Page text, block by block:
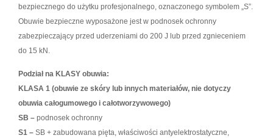
bezpiecznego do użytku profesjonalnego, oznaczonego symbolem „S”.
Obuwie bezpieczne wyposażone jest w podnosek ochronny
zabezpieczający przed uderzeniami do 200 J lub przed zgnieceniem
do 15 kN.
Podział na KLASY obuwia:
KLASA 1 (obuwie ze skóry lub innych materiałów, nie dotyczy
obuwia całogumowego i całotworzywowego)
SB – podnosek ochronny
S1 – SB + zabudowana pięta, właściwości antyelektrostatyczne,